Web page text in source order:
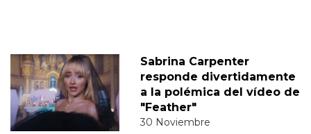
Sabrina Carpenter
responde divertidamente
a la polémica del vídeo de
"Feather"
30 Noviembre